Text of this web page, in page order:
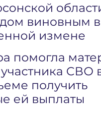
виновным в
измене
помогла
СВО
получить
ей выплаты